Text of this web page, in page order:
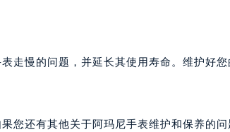
走慢的问题，并延长其使用寿命。维护好
您还有其他关于阿玛尼手表维护和保养的